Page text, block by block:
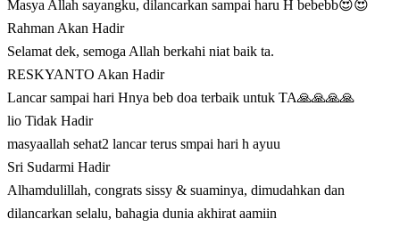
Masya Allah sayangku, dilancarkan sampai haru H bebebb😍😍
RahmanAkan Hadir
Selamat dek, semoga Allah berkahi niat baik ta.
RESKYANTO Akan Hadir
Lancar sampai hari Hnya beb doa terbaik untuk TA🙏🙏🙏🙏
lio Tidak Hadir
masyaallah sehat2 lancar terus smpai hari h ayuu
Sri Sudarmi Hadir
Alhamdulillah, congrats sissy & suaminya, dimudahkan dan
dilancarkan selalu, bahagia dunia akhirat aamiin